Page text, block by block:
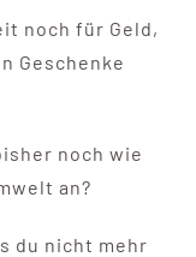
noch für Geld,
Geschenke
noch wie
an?
du nicht mehr